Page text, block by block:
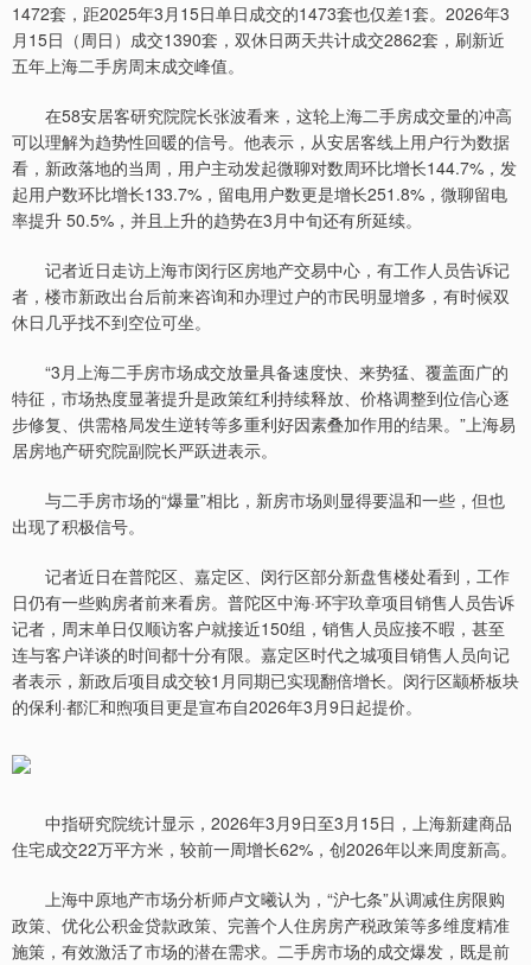
1472套，距2025年3月15日单日成交的1473套也仅差1套。2026年3
月15日（周日）成交1390套，双休日两天共计成交2862套，刷新近
五年上海二手房周末成交峰值。
在58安居客研究院院长张波看来，这轮上海二手房成交量的冲高
可以理解为趋势性回暖的信号。他表示，从安居客线上用户行为数据
看，新政落地的当周，用户主动发起微聊对数周环比增长144.7%，发
起用户数环比增长133.7%，留电用户数更是增长251.8%，微聊留电
率提升 50.5%，并且上升的趋势在3月中旬还有所延续。
记者近日走访上海市闵行区房地产交易中心，有工作人员告诉记
者，楼市新政出台后前来咨询和办理过户的市民明显增多，有时候双
休日几乎找不到空位可坐。
“3月上海二手房市场成交放量具备速度快、来势猛、覆盖面广的
特征，市场热度显著提升是政策红利持续释放、价格调整到位信心逐
步修复、供需格局发生逆转等多重利好因素叠加作用的结果。”上海易
居房地产研究院副院长严跃进表示。
与二手房市场的“爆量”相比，新房市场则显得要温和一些，但也
出现了积极信号。
记者近日在普陀区、嘉定区、闵行区部分新盘售楼处看到，工作
日仍有一些购房者前来看房。普陀区中海·环宇玖章项目销售人员告诉
记者，周末单日仅顺访客户就接近150组，销售人员应接不暇，甚至
连与客户详谈的时间都十分有限。嘉定区时代之城项目销售人员向记
者表示，新政后项目成交较1月同期已实现翻倍增长。闵行区颛桥板块
的保利·都汇和煦项目更是宣布自2026年3月9日起提价。
中指研究院统计显示，2026年3月9日至3月15日，上海新建商品
住宅成交22万平方米，较前一周增长62%，创2026年以来周度新高。
上海中原地产市场分析师卢文曦认为，“沪七条”从调减住房限购
政策、优化公积金贷款政策、完善个人住房房产税政策等多维度精准
施策，有效激活了市场的潜在需求。二手房市场的成交爆发，既是前